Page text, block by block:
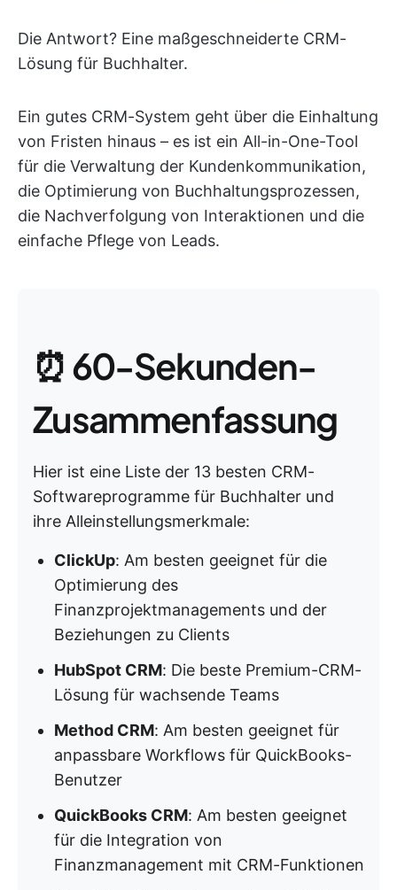
Die Antwort? Eine maßgeschneiderte CRM-
Lösung für Buchhalter.
Ein gutes CRM-System geht über die Einhaltung
von Fristen hinaus – es ist ein All-in-One-Tool
für die Verwaltung der Kundenkommunikation,
die Optimierung von Buchhaltungsprozessen,
die Nachverfolgung von Interaktionen und die
einfache Pflege von Leads.
⏰ 60-Sekunden-
Zusammenfassung
Hier ist eine Liste der 13 besten CRM-
Softwareprogramme für Buchhalter und
ihre Alleinstellungsmerkmale:
ClickUp: Am besten geeignet für die
Optimierung des
Finanzprojektmanagements und der
Beziehungen zu Clients
HubSpot CRM: Die beste Premium-CRM-
Lösung für wachsende Teams
Method CRM: Am besten geeignet für
anpassbare Workflows für QuickBooks-
Benutzer
QuickBooks CRM: Am besten geeignet
für die Integration von
Finanzmanagement mit CRM-Funktionen